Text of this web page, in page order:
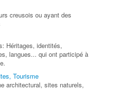
creusois ou ayant des
Héritages, identités,
langues... qui ont participé à
Tourisme
architectural, sites naturels,